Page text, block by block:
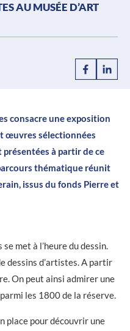
AU MUSÉE D’ART
consacre une exposition
œuvres sélectionnées
à partir de ce
thématique réunit
issus du fonds Pierre et
met à l’heure du dessin.
dessins d’artistes. A partir
On peut ainsi admirer une
les 1800 de la réserve.
place pour découvrir une